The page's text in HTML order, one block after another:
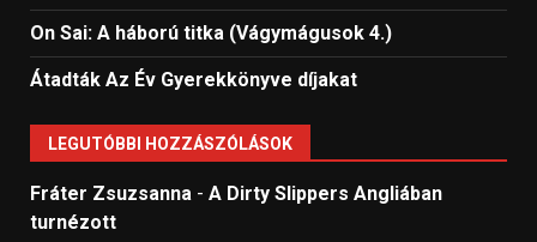
On Sai: A ​háború titka (Vágymágusok 4.)
Átadták Az Év Gyerekkönyve díjakat
LEGUTÓBBI HOZZÁSZÓLÁSOK
Fráter Zsuzsanna - A Dirty Slippers Angliában
turnézott